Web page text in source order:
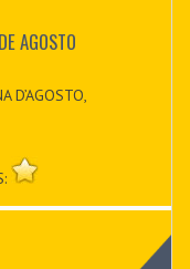
AGOSTO
D’AGOSTO,